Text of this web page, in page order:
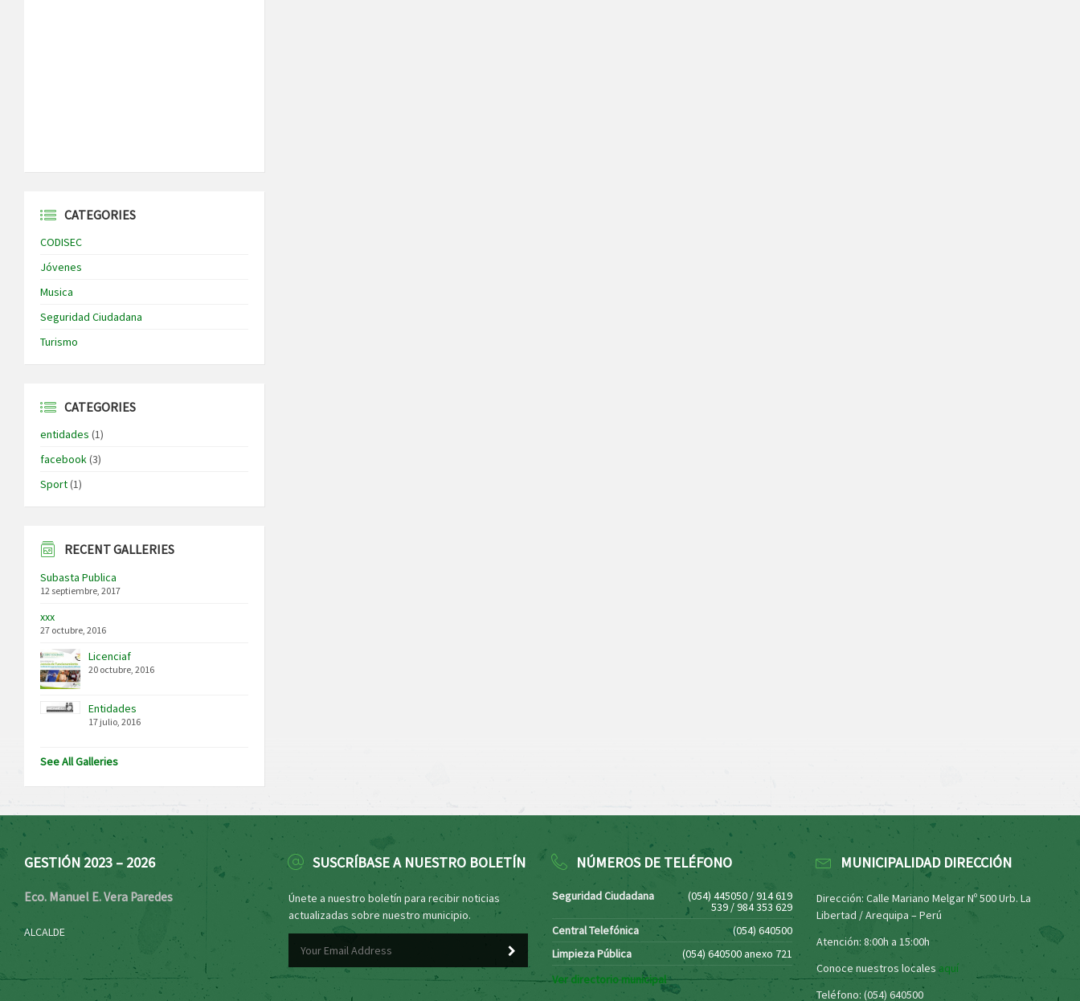
CATEGORIES
CODISEC
Jóvenes
Musica
Seguridad Ciudadana
Turismo
CATEGORIES
entidades (1)
facebook(3)
Sport(1)
RECENT GALLERIES
Subasta Publica
12 septiembre, 2017
xxx
27 octubre, 2016
Licenciaf
20 octubre, 2016
Entidades
17 julio, 2016
See All Galleries
GESTIÓN 2023 – 2026
Eco. Manuel E. Vera Paredes
ALCALDE
SUSCRÍBASE A NUESTRO BOLETÍN
Únete a nuestro boletín para recibir noticias
actualizadas sobre nuestro municipio.
NÚMEROS DE TELÉFONO
Seguridad Ciudadana (054) 445050 / 914 619
539 / 984 353 629
Central Telefónica
(054) 640500
Limpieza Pública
(054) 640500 anexo 721
Ver directorio municipal
MUNICIPALIDAD DIRECCIÓN
Dirección: Calle Mariano Melgar Nº 500 Urb. La
Libertad / Arequipa – Perú
Atención: 8:00h a 15:00h
Conoce nuestros locales aquí
Teléfono: (054) 640500